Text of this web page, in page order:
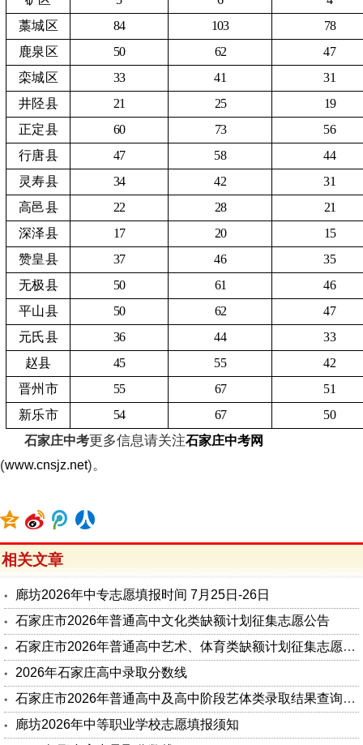
藁城区
84 103
78
鹿泉区
50 62
47
栾城区
33 41
31
井陉县
21 25
19
正定县
60 73
56
行唐县
47 58
44
灵寿县
34 42
31
高邑县
22 28
21
深泽县
17 20
15
赞皇县
37 46
35
无极县
50 61
46
平山县
50 62
47
元氏县
36 44
33
赵县
45 55
42
晋州市
55 67
51
新乐市
54 67
50
石家庄中考更多信息请关注石家庄中考网
(www.cnsjz.net)。
相关文章
廊坊2026年中专志愿填报时间 7月25日-26日
石家庄市2026年普通高中文化类缺额计划征集志愿公告
石家庄市2026年普通高中艺术、体育类缺额计划征集志愿公告
2026年石家庄高中录取分数线
石家庄市2026年普通高中及高中阶段艺体类录取结果查询公告
廊坊2026年中等职业学校志愿填报须知